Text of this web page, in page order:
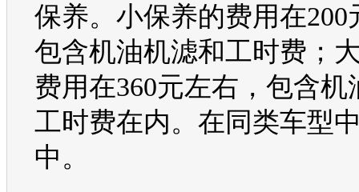
保养。小保养的费用在200
包含机油机滤和工时费；
费用在360元左右，包含机
工时费在内。在同类车型
中。